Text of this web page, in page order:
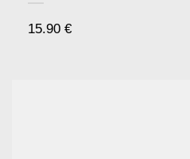
15.90 €